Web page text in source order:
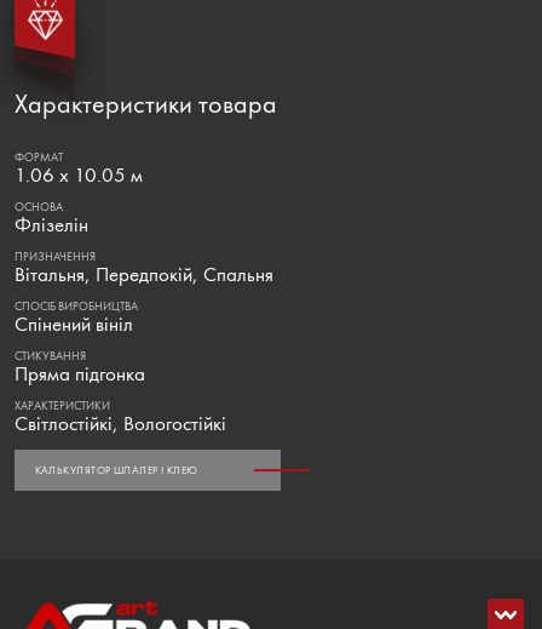
Характеристики товара
ФОРМАТ
1.06 x 10.05 м
ОСНОВА
Флізелін
ПРИЗНАЧЕННЯ
Вітальня, Передпокій, Спальня
СПОСІБ ВИРОБНИЦТВА
Спінений вініл
СТИКУВАННЯ
Пряма підгонка
ХАРАКТЕРИСТИКИ
Світлостійкі, Вологостійкі
КАЛЬКУЛЯТОР ШПАЛЕР І КЛЕЮ